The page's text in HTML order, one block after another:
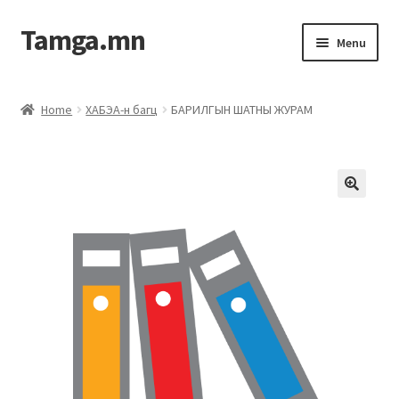
Tamga.mn Menu
Дотоод журмын багц
Компанийн удирдлагын бичиг баримт
Home ХАБЭА-н багц БАРИЛГЫН ШАТНЫ ЖУРАМ